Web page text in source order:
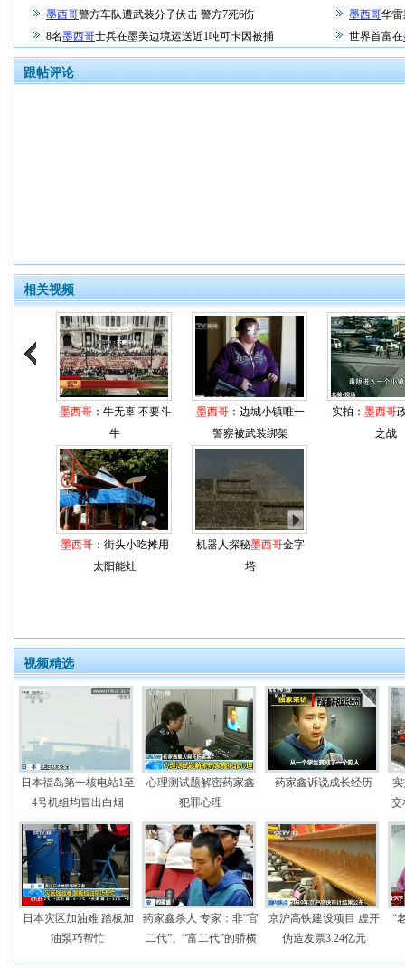
墨西哥警方车队遭武装分子伏击 警方7死6伤 墨西哥华
8名墨西哥士兵在墨美边境运送近1吨可卡因被捕 世界首富在
跟帖评论
相关视频
墨西哥：牛无辜 不要斗
牛
墨西哥 ：边城小镇唯一
警察被武装绑架
实拍： 墨西哥
之战
墨西哥 ：街头小吃摊用
太阳能灶
机器人探秘墨西哥金字
塔
视频精选
日本福岛第一核电站1至
4号机组均冒出白烟
心理测试题解密药家鑫
犯罪心理
药家鑫诉说成长经历
交
日本灾区加油难 踏板加
油泵巧帮忙
药家鑫杀人 专家：非“官
二代”、“富二代”的骄横
京沪高铁建设项目 虚开
伪造发票3.24亿元
“